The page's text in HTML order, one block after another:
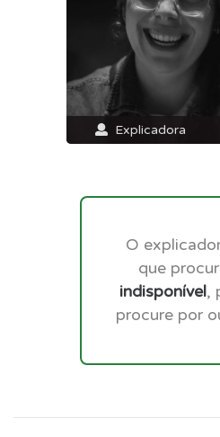
Explicadora
O
que
indisponível,
procure por